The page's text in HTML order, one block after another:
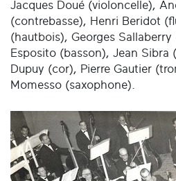
Jacques Doué (violoncelle),
(contrebasse), Henri Beridot
(hautbois), Georges
Esposito (basson), Jean Sibra
Dupuy (cor), Pierre Gautier
Momesso (saxophone).